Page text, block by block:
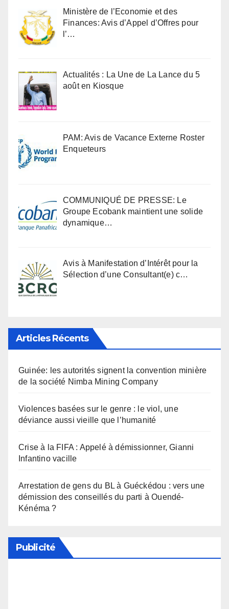
Ministère de l’Economie et des
Finances: Avis d’Appel d’Offres pour
l’…
Actualités : La Une de La Lance du 5
août en Kiosque
PAM: Avis de Vacance Externe Roster
Enqueteurs
COMMUNIQUÉ DE PRESSE: Le
Groupe Ecobank maintient une solide
dynamique…
Avis à Manifestation d’Intérêt pour la
Sélection d’une Consultant(e) c…
Articles Récents
Guinée: les autorités signent la convention minière
de la société Nimba Mining Company
Violences basées sur le genre : le viol, une
déviance aussi vieille que l’humanité
Crise à la FIFA : Appelé à démissionner, Gianni
Infantino vacille
Arrestation de gens du BL à Guéckédou : vers une
démission des conseillés du parti à Ouendé-
Kénéma ?
Publicité